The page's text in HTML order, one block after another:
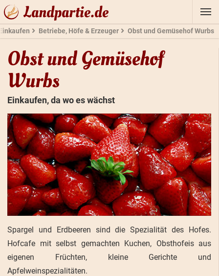
Landpartie.de
Betriebe, Höfe & Erzeuger Obst und Gemüsehof Wurbs
Obst und Gemüsehof
Wurbs
Einkaufen, da wo es wächst
Spargel und Erdbeeren sind die Spezialität des Hofes.
Hofcafe mit selbst gemachten Kuchen, Obsthofeis aus
eigenen Früchten, kleine Gerichte und
Apfelweinspezialitäten.